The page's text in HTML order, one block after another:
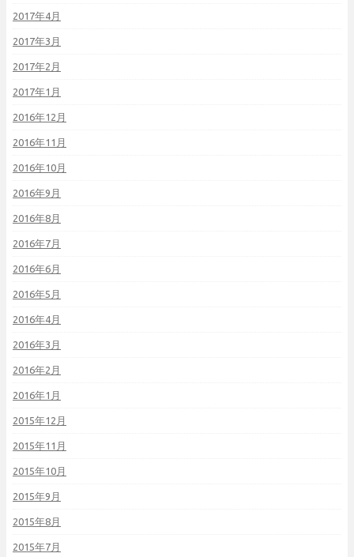
2017年4月
2017年3月
2017年2月
2017年1月
2016年12月
2016年11月
2016年10月
2016年9月
2016年8月
2016年7月
2016年6月
2016年5月
2016年4月
2016年3月
2016年2月
2016年1月
2015年12月
2015年11月
2015年10月
2015年9月
2015年8月
2015年7月